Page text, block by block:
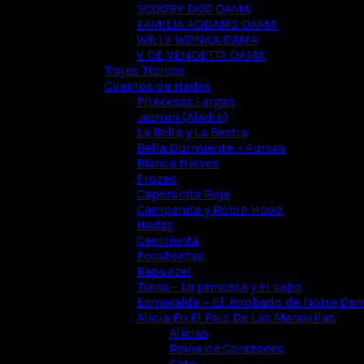
SCOOBY DOO DAMA
FAMILIA ADDAMS DAMA
WILLY WONKA DAMA
V DE VENDETTA DAMA
Trajes Típicos
Cuentos de Hadas
Princesas Largas
Jazmin (Aladin)
La Bella y La Bestia
Bella Durmiente – Aurora
Blanca Nieves
Frozen
Caperucita Roja
Campanita y Robin Hood
Hadas
Cenicienta
Pocahontas
Rapunzel
Tiana – La princesa y el sapo
Esmeralda – El Jorobado de Notre
Alicia En El Pais De Las Maravillas
Alicias
Reina de Corazones